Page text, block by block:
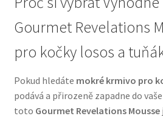
Přepravky pro psy
Purizon pro psy — Vysoký obsah
Royal Canin pro psy
Veterinární dieta pro psy
Gourmet Revelations
pro kočky losos a
Pokud hledáte mokré krmivo pro
podává a přirozeně zapadne do
toto Gourmet Revelations Mousse